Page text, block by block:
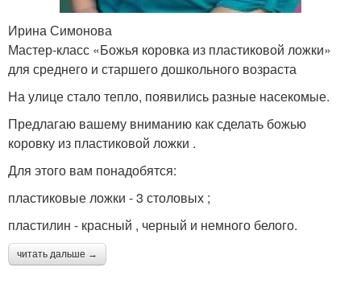
Ирина Симонова
Мастер-класс «Божья коровка из пластиковой ложки»
для среднего и старшего дошкольного возраста
На улице стало тепло, появились разные насекомые.
Предлагаю вашему вниманию как сделать божью
коровку из пластиковой ложки .
Для этого вам понадобятся:
пластиковые ложки - 3 столовых ;
пластилин - красный , черный и немного белого.
читать дальше →